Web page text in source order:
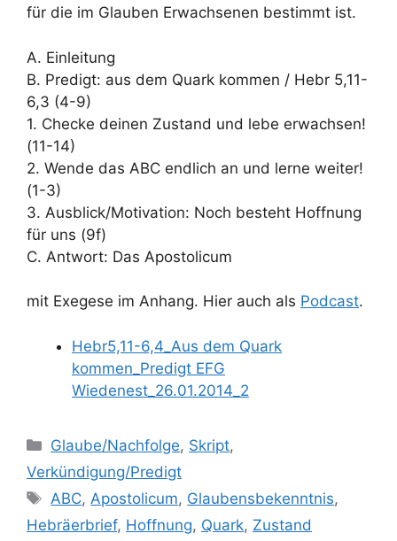
für die im Glauben Erwachsenen bestimmt ist.
A. Einleitung
B. Predigt: aus dem Quark kommen / Hebr 5,11-
6,3 (4-9)
1. Checke deinen Zustand und lebe erwachsen!
(11-14)
2. Wende das ABC endlich an und lerne weiter!
(1-3)
3. Ausblick/Motivation: Noch besteht Hoffnung
für uns (9f)
C. Antwort: Das Apostolicum
mit Exegese im Anhang. Hier auch als Podcast.
Hebr5,11-6,4_Aus dem Quark
kommen_Predigt EFG
Wiedenest_26.01.2014_2
Kategorien
Glaube/Nachfolge, Skript,
Verkündigung/Predigt
Schlagwörter
ABC, Apostolicum, Glaubensbekenntnis,
Hebräerbrief, Hoffnung, Quark, Zustand